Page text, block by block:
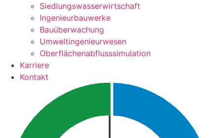
Siedlungswasserwirtschaft
Ingenieurbauwerke
Bauüberwachung
Umweltingenieurwesen
Oberflächenabflusssimulation
Karriere
Kontakt